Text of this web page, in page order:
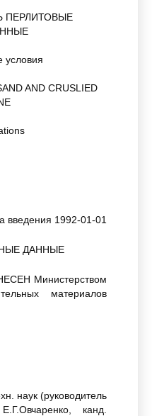
ПЕРЛИТОВЫЕ
условия
AND CRUSLIED
введения 1992-01-01
ДАННЫЕ
Министерством
материалов
наук (руководитель
канд.